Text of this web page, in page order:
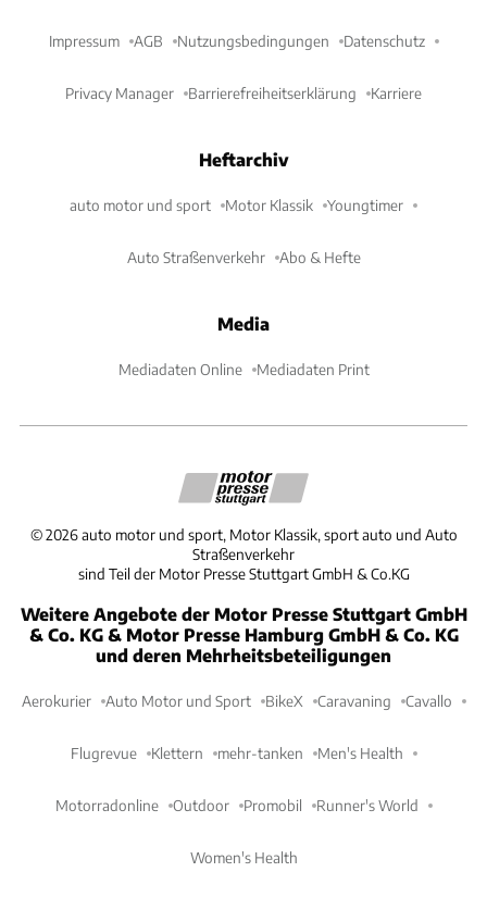
Impressum AGB Nutzungsbedingungen Datenschutz
Privacy Manager Barrierefreiheitserklärung Karriere
Heftarchiv
auto motor und sport Motor Klassik Youngtimer
Auto Straßenverkehr Abo & Hefte
Media
Mediadaten Online Mediadaten Print
©2026 auto motor und sport, Motor Klassik, sport auto und Auto
Straßenverkehr
sind Teil der Motor Presse Stuttgart GmbH & Co.KG
Weitere Angebote der Motor Presse Stuttgart GmbH
& Co. KG & Motor Presse Hamburg GmbH & Co. KG
und deren Mehrheitsbeteiligungen
Aerokurier Auto Motor und Sport BikeX Caravaning Cavallo
Flugrevue Klettern mehr-tanken Men's Health
Motorradonline Outdoor Promobil Runner's World
Women's Health